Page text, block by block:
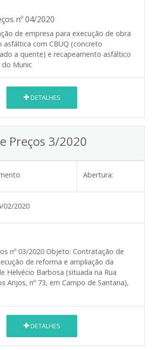
nº 04/2020
de empresa para execução de obra
asfáltica com CBUQ (concreto
a quente) e recapeamento asfáltico
do Munic
DETALHES
Preços 3/2020
Abertura:
02/2020
nº 03/2020 Objeto: Contratação de
de reforma e ampliação da
Helvécio Barbosa (situada na Rua
Anjos, nº 73, em Campo de Santana),
DETALHES